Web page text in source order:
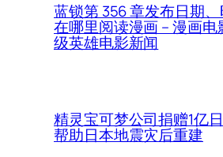
蓝锁第 356 章发布日期
在哪里阅读漫画 – 漫画电
级英雄电影新闻
精灵宝可梦公司捐赠1亿
帮助日本地震灾后重建